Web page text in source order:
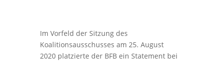
Im Vorfeld der Sitzung des
Koalitionsausschusses am 25. August
2020 platzierte der BFB ein Statement bei